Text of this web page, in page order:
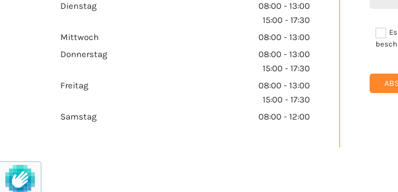
Dienstag
08:00 - 13:00
15:00 - 17:30
Mittwoch
08:00 - 13:00
Donnerstag
08:00 - 13:00
15:00 - 17:30
Freitag
08:00 - 13:00
15:00 - 17:30
Samstag
08:00 - 12:00